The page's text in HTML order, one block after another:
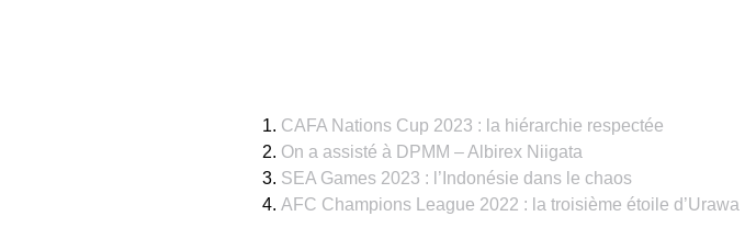
CAFA Nations Cup 2023 : la hiérarchie respectée
On a assisté à DPMM – Albirex Niigata
SEA Games 2023 : l’Indonésie dans le chaos
AFC Champions League 2022 : la troisième étoile d’Urawa